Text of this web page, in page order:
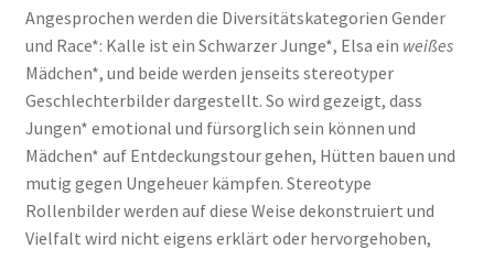
Angesprochen werden die Diversitätskategorien Gender
und Race*: Kalle ist ein Schwarzer Junge*, Elsa ein weißes
Mädchen*, und beide werden jenseits stereotyper
Geschlechterbilder dargestellt. So wird gezeigt, dass
Jungen* emotional und fürsorglich sein können und
Mädchen* auf Entdeckungstour gehen, Hütten bauen und
mutig gegen Ungeheuer kämpfen. Stereotype
Rollenbilder werden auf diese Weise dekonstruiert und
Vielfalt wird nicht eigens erklärt oder hervorgehoben,